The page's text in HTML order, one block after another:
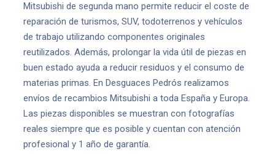
Mitsubishi de segunda mano permite reducir el coste de
reparación de turismos, SUV, todoterrenos y vehículos
de trabajo utilizando componentes originales
reutilizados. Además, prolongar la vida útil de piezas en
buen estado ayuda a reducir residuos y el consumo de
materias primas. En Desguaces Pedrós realizamos
envíos de recambios Mitsubishi a toda España y Europa.
Las piezas disponibles se muestran con fotografías
reales siempre que es posible y cuentan con atención
profesional y 1 año de garantía.